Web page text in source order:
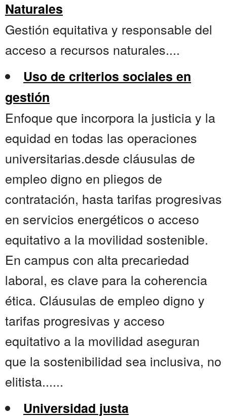
Naturales
Gestión equitativa y responsable del
acceso a recursos naturales....
Uso de criterios sociales en
gestión
Enfoque que incorpora la justicia y la
equidad en todas las operaciones
universitarias.desde cláusulas de
empleo digno en pliegos de
contratación, hasta tarifas progresivas
en servicios energéticos o acceso
equitativo a la movilidad sostenible.
En campus con alta precariedad
laboral, es clave para la coherencia
ética. Cláusulas de empleo digno y
tarifas progresivas y acceso
equitativo a la movilidad aseguran
que la sostenibilidad sea inclusiva, no
elitista......
Universidad justa